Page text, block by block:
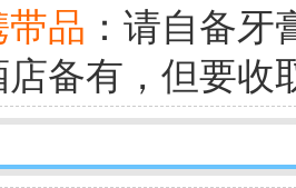
带品 ：请自备
备有，但要收